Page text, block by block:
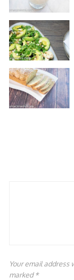
Your email address
marked*